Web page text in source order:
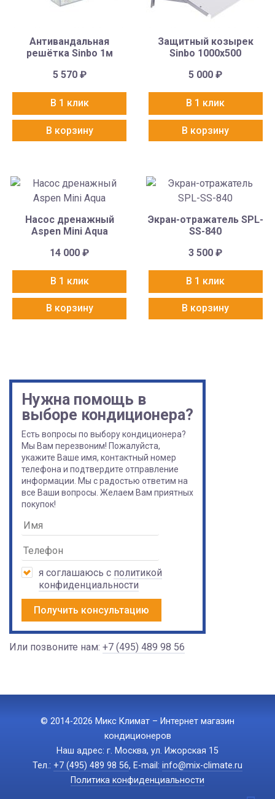
Антивандальная
решётка Sinbo 1м
5 570 ₽
В 1 клик
В корзину
Защитный козырек
Sinbo 1000х500
5 000₽
В 1 клик
В корзину
Насос дренажный
Aspen Mini Aqua
14 000₽
В 1 клик
В корзину
Экран-отражатель SPL-
SS-840
3 500₽
В 1 клик
В корзину
Нужна помощь в
выборе кондиционера?
Есть вопросы по выбору кондиционера?
Мы Вам перезвоним! Пожалуйста,
укажите Ваше имя, контактный номер
телефона и подтвердите отправление
информации. Мы с радостью ответим на
все Ваши вопросы. Желаем Вам приятных
покупок!
я соглашаюсь с политикой
конфиденциальности
Получить консультацию
Или позвоните нам: +7 (495) 489 98 56
© 2014-2026 Микс Климат – Интернет магазин
кондиционеров
Наш адрес: г. Москва, ул. Ижорская 15
Тел.: +7 (495) 489 98 56, E-mail: info@mix-climate.ru
Политика конфиденциальности